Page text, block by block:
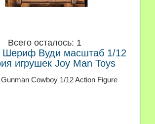
Всего осталось: 1
Шериф Вуди масштаб 1/12
игрушек Joy Man Toys
Cowboy 1/12 Action Figure